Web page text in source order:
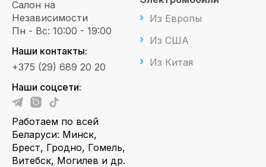
Салон на
Независимости
Пн - Вс: 10:00 - 19:00
Наши контакты:
+375 (29) 689 20 20
Наши соцсети:
Работаем по всей
Беларуси: Минск,
Брест, Гродно, Гомель,
Витебск, Могилев и др.
Из Европы
Из США
Из Китая